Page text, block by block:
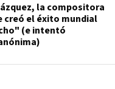
la compositora
creó el éxito mundial
(e intentó